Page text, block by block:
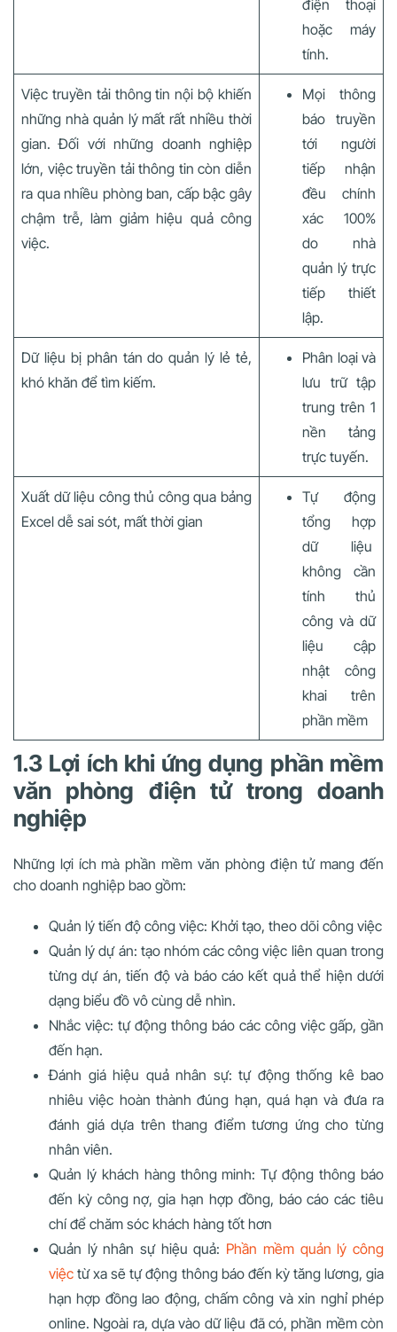
điện thoại
hoặc máy
tính.
Việc truyền tải thông tin nội bộ khiến
những nhà quản lý mất rất nhiều thời
gian. Đối với những doanh nghiệp
lớn, việc truyền tải thông tin còn diễn
ra qua nhiều phòng ban, cấp bậc gây
chậm trễ, làm giảm hiệu quả công
việc.
Mọi thông
báo truyền
tới người
tiếp nhận
đều chính
xác 100%
do nhà
quản lý trực
tiếp thiết
lập.
Dữ liệu bị phân tán do quản lý lẻ tẻ,
khó khăn để tìm kiếm.
Phân loại và
lưu trữ tập
trung trên 1
nền tảng
trực tuyến.
Xuất dữ liệu công thủ công qua bảng
Excel dễ sai sót, mất thời gian
Tự động
tổng hợp
dữ liệu
không cần
tính thủ
công và dữ
liệu cập
nhật công
khai trên
phần mềm
1.3 Lợi ích khi ứng dụng phần mềm
văn phòng điện tử trong doanh
nghiệp
Những lợi ích mà phần mềm văn phòng điện tử mang đến
cho doanh nghiệp bao gồm:
Quản lý tiến độ công việc: Khởi tạo, theo dõi công việc
Quản lý dự án: tạo nhóm các công việc liên quan trong
từng dự án, tiến độ và báo cáo kết quả thể hiện dưới
dạng biểu đồ vô cùng dễ nhìn.
Nhắc việc: tự động thông báo các công việc gấp, gần
đến hạn.
Đánh giá hiệu quả nhân sự: tự động thống kê bao
nhiêu việc hoàn thành đúng hạn, quá hạn và đưa ra
đánh giá dựa trên thang điểm tương ứng cho từng
nhân viên.
Quản lý khách hàng thông minh: Tự động thông báo
đến kỳ công nợ, gia hạn hợp đồng, báo cáo các tiêu
chí để chăm sóc khách hàng tốt hơn
Quản lý nhân sự hiệu quả: Phần mềm quản lý công
việc từ xa sẽ tự động thông báo đến kỳ tăng lương, gia
hạn hợp đồng lao động, chấm công và xin nghỉ phép
online. Ngoài ra, dựa vào dữ liệu đã có, phần mềm còn